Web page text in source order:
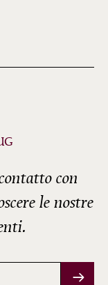
con
le nostre